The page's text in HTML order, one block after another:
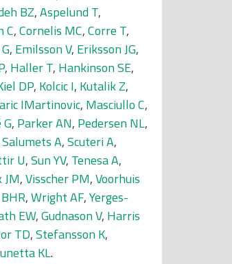
BZ,Aspelund T,
C,Cornelis MC,Corre T,
, Emilsson V, Eriksson JG,
, Haller T, Hankinson SE,
DP, Kolcic I, Kutalik Z,
IMartinovic, Masciullo C,
G, Parker AN, Pedersen NL,
Salumets A,Scuteri A,
U,Sun YV, Tenesa A,
JM,Visscher PM,Voorhuis
,Wright AF,Yerges-
EW,Gudnason V, Harris
TD,Stefansson K,
KL.